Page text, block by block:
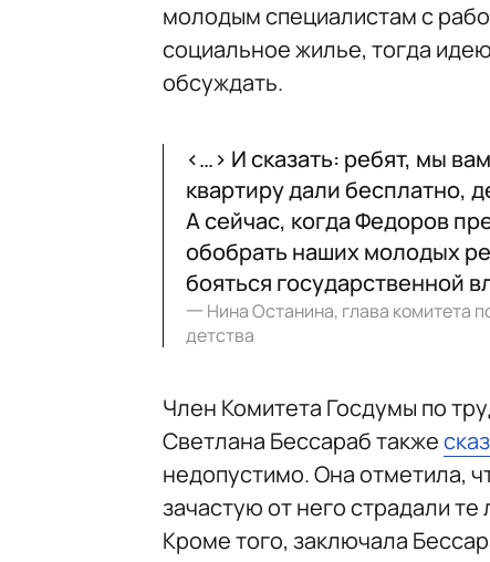
молодым специалистам с
социальное жилье, тогда
обсуждать.
<…> И сказать: ребят, мы
квартиру дали бесплатно,
А сейчас, когда Федоров
обобрать наших молодых
бояться государственной
一 Нина Останина, глава комитета
детства
Член Комитета Госдумы по
Светлана Бессараб также
недопустимо. Она отметила,
зачастую от него страдали
Кроме того, заключала